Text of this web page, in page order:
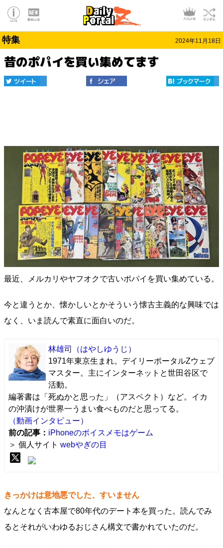
特集 2024年11月18日
昔のポパイを買い集めてます
最近、メルカリやヤフオクで古いポパイを買い集めている。
今と違うとか、懐かしいとかそういう懐古主義的な興味では
なく、いま読んで素直に面白いのだ。
林雄司
（はやしゆうじ）
1971年東京生まれ。デイリーポータルZウェブ
マスター。主にインターネットと世田谷区で
活動。
編著書は「死ぬかと思った」（アスペクト）など。イカ
の沖漬けが世界一うまい食べものだと思ってる。
（動画インタビュー）
前の記事： iPhoneのボイスメモはゲーム
＞ 個人サイト webやぎの目
きっかけは意地悪でした、すいません
なんとなく古本屋で80年代のデート本を買った。読んでみ
るとそれがいわゆるおじさん構文で書かれていたのだ。